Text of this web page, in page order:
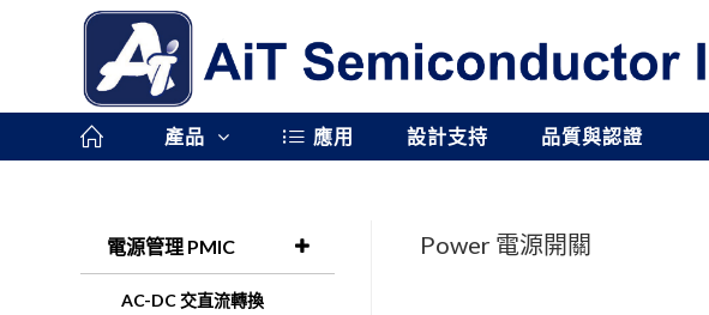
產品 應用 設計支持 品質與認證
Power 電源開關
電源管理 PMIC
AC-DC 交直流轉換